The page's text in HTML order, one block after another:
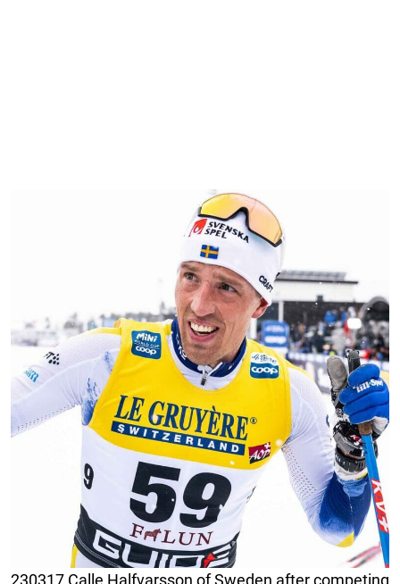
230317 Calle Halfvarsson of Sweden after competing